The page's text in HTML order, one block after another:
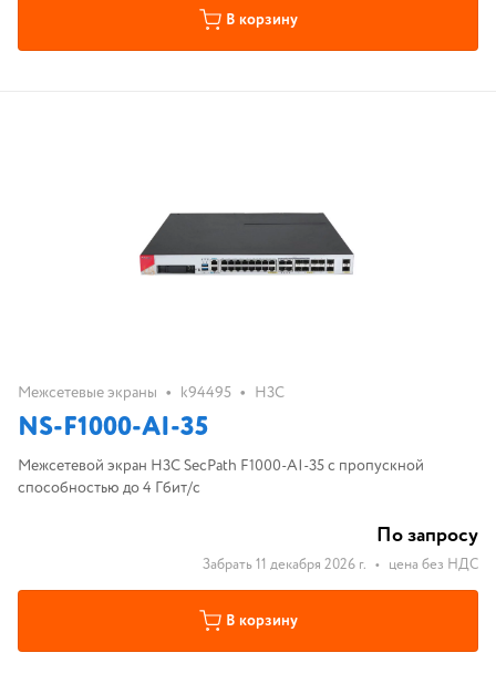
В корзину
Межсетевые экраны • k94495 • H3C
NS-F1000-AI-35
Межсетевой экран H3C SecPath F1000-AI-35 с пропускной
способностью до 4 Гбит/с
По запросу
Забрать 11 декабря 2026 г. • цена без НДС
В корзину